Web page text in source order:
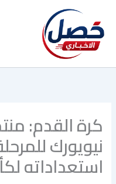
المحتوى
كرة القدم:
نيويورك
استعداداته